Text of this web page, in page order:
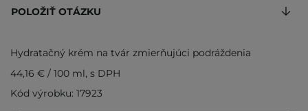
POLOŽIŤ OTÁZKU
Hydratačný krém na tvár zmierňujúci podráždenia
44,16 € / 100 ml, s DPH
Kód výrobku: 17923